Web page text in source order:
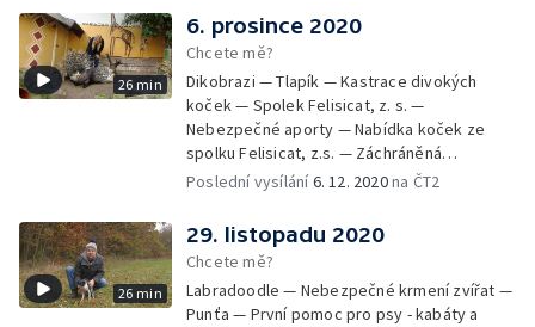
26 min
6. prosince 2020
Chcete mě?
Dikobrazi — Tlapík — Kastrace divokých
koček — Spolek Felisicat, z. s. —
Nebezpečné aporty — Nabídka koček ze
spolku Felisicat, z.s. — Záchráněná
labradorka Terezka
Poslední vysílání6. 12. 2020na ČT2
26 min
29. listopadu 2020
Chcete mě?
Labradoodle — Nebezpečné krmení zvířat —
Punťa — První pomoc pro psy - kabáty a